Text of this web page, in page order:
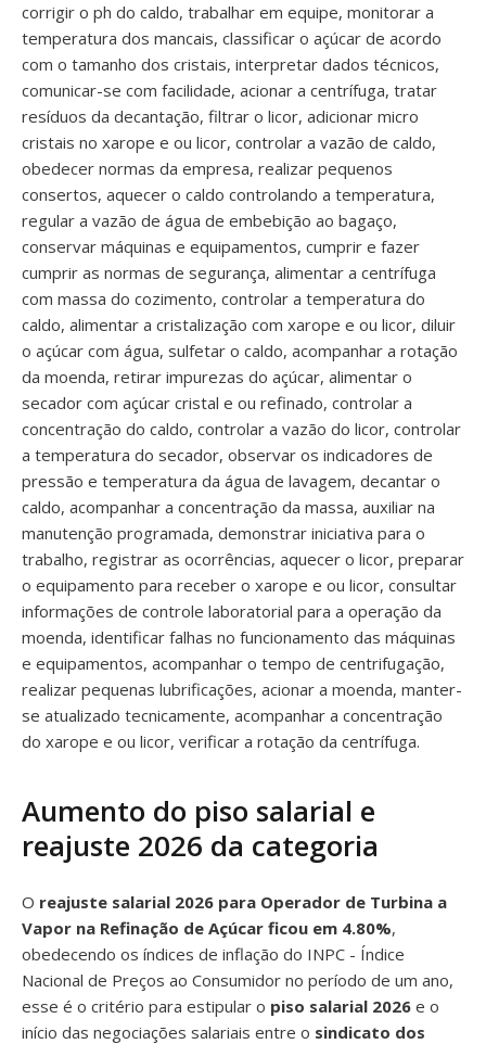
corrigir o ph do caldo, trabalhar em equipe, monitorar a
temperatura dos mancais, classificar o açúcar de acordo
com o tamanho dos cristais, interpretar dados técnicos,
comunicar-se com facilidade, acionar a centrífuga, tratar
resíduos da decantação, filtrar o licor, adicionar micro
cristais no xarope e ou licor, controlar a vazão de caldo,
obedecer normas da empresa, realizar pequenos
consertos, aquecer o caldo controlando a temperatura,
regular a vazão de água de embebição ao bagaço,
conservar máquinas e equipamentos, cumprir e fazer
cumprir as normas de segurança, alimentar a centrífuga
com massa do cozimento, controlar a temperatura do
caldo, alimentar a cristalização com xarope e ou licor, diluir
o açúcar com água, sulfetar o caldo, acompanhar a rotação
da moenda, retirar impurezas do açúcar, alimentar o
secador com açúcar cristal e ou refinado, controlar a
concentração do caldo, controlar a vazão do licor, controlar
a temperatura do secador, observar os indicadores de
pressão e temperatura da água de lavagem, decantar o
caldo, acompanhar a concentração da massa, auxiliar na
manutenção programada, demonstrar iniciativa para o
trabalho, registrar as ocorrências, aquecer o licor, preparar
o equipamento para receber o xarope e ou licor, consultar
informações de controle laboratorial para a operação da
moenda, identificar falhas no funcionamento das máquinas
e equipamentos, acompanhar o tempo de centrifugação,
realizar pequenas lubrificações, acionar a moenda, manter-
se atualizado tecnicamente, acompanhar a concentração
do xarope e ou licor, verificar a rotação da centrífuga.
Aumento do piso salarial e
reajuste 2026 da categoria
O reajuste salarial 2026 para Operador de Turbina a
Vapor na Refinação de Açúcar ficou em 4.80%,
obedecendo os índices de inflação do INPC - Índice
Nacional de Preços ao Consumidor no período de um ano,
esse é o critério para estipular o piso salarial 2026 e o
início das negociações salariais entre o sindicato dos